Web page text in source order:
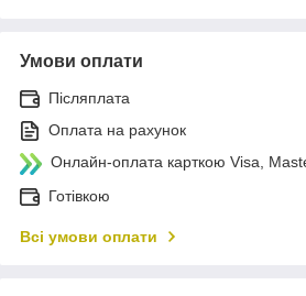
Умови оплати
Післяплата
Оплата на рахунок
Онлайн-оплата карткою Visa,
Готівкою
Всі умови оплати